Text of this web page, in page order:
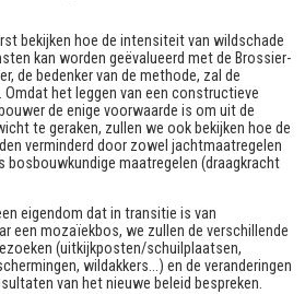
bekijken hoe de intensiteit van wildschade
kan worden geëvalueerd met de Brossier-
de bedenker van de methode, zal de
het leggen van een constructieve
de enige voorwaarde is om uit de
te geraken, zullen we ook bekijken hoe de
verminderd door zowel jachtmaatregelen
bosbouwkundige maatregelen (draagkracht
eigendom dat in transitie is van
een mozaïekbos, we zullen de verschillende
(uitkijkposten/schuilplaatsen,
wildakkers...) en de veranderingen
van het nieuwe beleid bespreken.